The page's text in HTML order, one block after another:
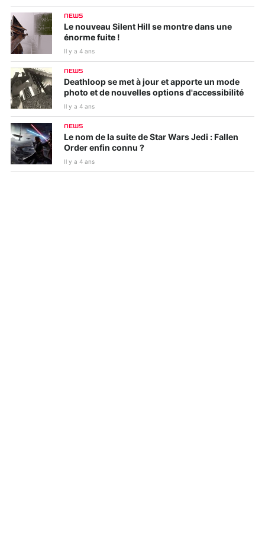
NEWS
Le nouveau Silent Hill se montre dans une
énorme fuite !
Il y a 4 ans
NEWS
Deathloop se met à jour et apporte un mode
photo et de nouvelles options d'accessibilité
Il y a 4 ans
NEWS
Le nom de la suite de Star Wars Jedi : Fallen
Order enfin connu ?
Il y a 4 ans